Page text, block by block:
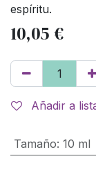
espíritu.
10,05 €
Añadir a
Tamaño: 10 ml